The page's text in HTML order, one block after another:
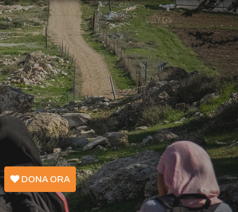
DONA ORA